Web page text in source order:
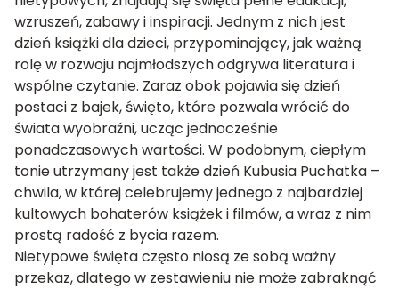
wzruszeń, zabawy i inspiracji. Jednym z nich jest
dzień książki dla dzieci, przypominający, jak ważną
rolę w rozwoju najmłodszych odgrywa literatura i
wspólne czytanie. Zaraz obok pojawia się dzień
postaci z bajek, święto, które pozwala wrócić do
świata wyobraźni, ucząc jednocześnie
ponadczasowych wartości. W podobnym, ciepłym
tonie utrzymany jest także dzień Kubusia Puchatka –
chwila, w której celebrujemy jednego z najbardziej
kultowych bohaterów książek i filmów, a wraz z nim
prostą radość z bycia razem.
Nietypowe święta często niosą ze sobą ważny
przekaz, dlatego w zestawieniu nie może zabraknąć